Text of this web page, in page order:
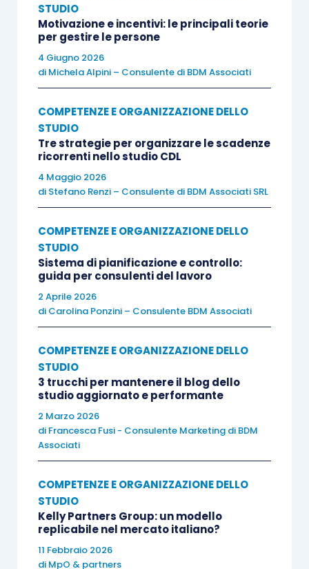
STUDIO
Motivazione e incentivi: le principali teorie
per gestire le persone
4 Giugno 2026
di Michela Alpini – Consulente di BDM Associati
COMPETENZE E ORGANIZZAZIONE DELLO
STUDIO
Tre strategie per organizzare le scadenze
ricorrenti nello studio CDL
4 Maggio 2026
di Stefano Renzi – Consulente di BDM Associati SRL
COMPETENZE E ORGANIZZAZIONE DELLO
STUDIO
Sistema di pianificazione e controllo:
guida per consulenti del lavoro
2 Aprile 2026
di Carolina Ponzini – Consulente BDM Associati
COMPETENZE E ORGANIZZAZIONE DELLO
STUDIO
3 trucchi per mantenere il blog dello
studio aggiornato e performante
2 Marzo 2026
di Francesca Fusi - Consulente Marketing di BDM
Associati
COMPETENZE E ORGANIZZAZIONE DELLO
STUDIO
Kelly Partners Group: un modello
replicabile nel mercato italiano?
11 Febbraio 2026
di MpO & partners